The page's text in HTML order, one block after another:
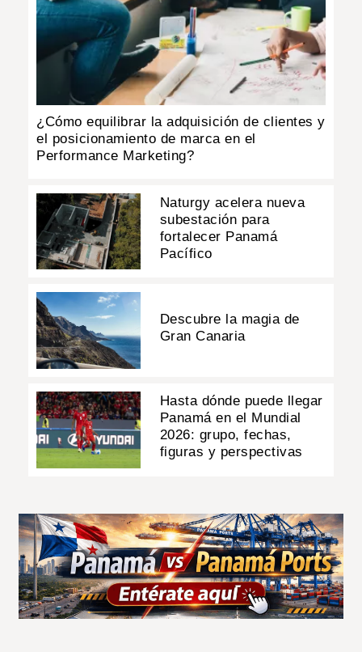
¿Cómo equilibrar la adquisición de clientes y
el posicionamiento de marca en el
Performance Marketing?
Naturgy acelera nueva
subestación para
fortalecer Panamá
Pacífico
Descubre la magia de
Gran Canaria
Hasta dónde puede llegar
Panamá en el Mundial
2026: grupo, fechas,
figuras y perspectivas